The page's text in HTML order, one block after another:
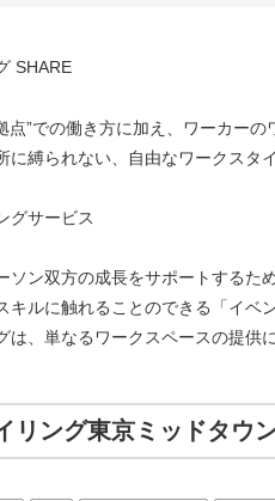
SHARE
点”での働き方に加え、ワーカー
に縛られない、自由なワークスタ
グサービス
ソン双方の成長をサポートするた
キルに触れることのできる「イベ
は、単なるワークスペースの提供
リング東京ミッドタウ